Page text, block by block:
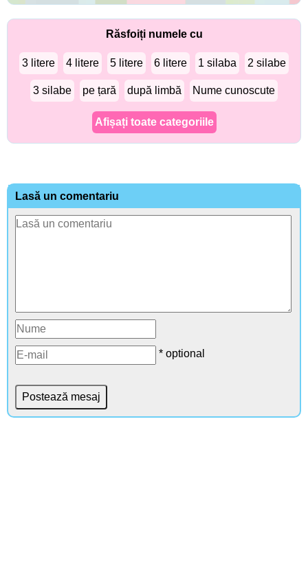
Răsfoiți numele cu
3 litere 4 litere 5 litere 6 litere 1 silaba 2 silabe
3 silabe pe țară după limbă Nume cunoscute
Afișați toate categoriile
Lasă un comentariu
* optional